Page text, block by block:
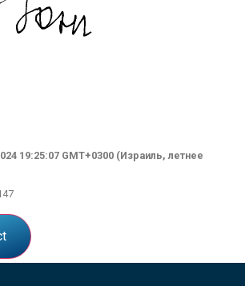
19:25:07 GMT+0300 (Израиль, летнее